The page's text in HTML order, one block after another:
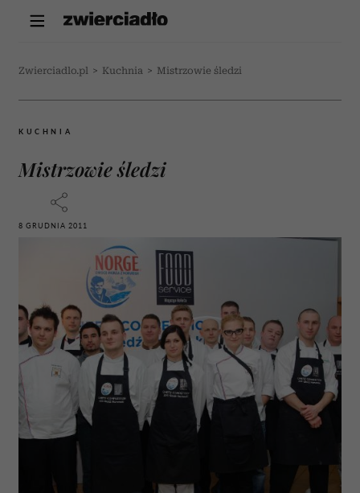
Zwierciadlo.pl > Kuchnia > Mistrzowie śledzi
KUCHNIA
Mistrzowie śledzi
8 GRUDNIA 2011